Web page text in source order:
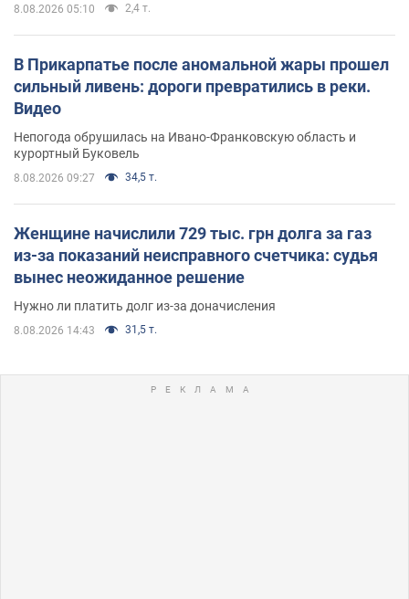
8.08.2026 05:10 2,4 т.
В Прикарпатье после аномальной жары прошел
сильный ливень: дороги превратились в реки.
Видео
Непогода обрушилась на Ивано-Франковскую область и
курортный Буковель
8.08.2026 09:27 34,5 т.
Женщине начислили 729 тыс. грн долга за газ
из-за показаний неисправного счетчика: судья
вынес неожиданное решение
Нужно ли платить долг из-за доначисления
8.08.2026 14:43 31,5 т.